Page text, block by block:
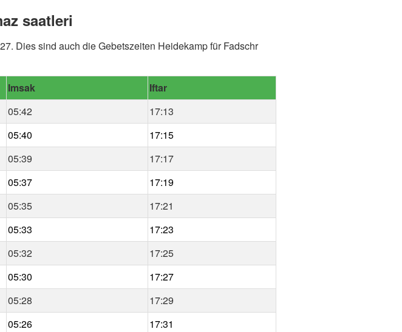
saatleri
Dies sind auch die Gebetszeiten Heidekamp für Fadschr
Imsak
Iftar
05:42
17:13
05:40
17:15
05:39
17:17
05:37
17:19
05:35
17:21
05:33
17:23
05:32
17:25
05:30
17:27
05:28
17:29
05:26
17:31